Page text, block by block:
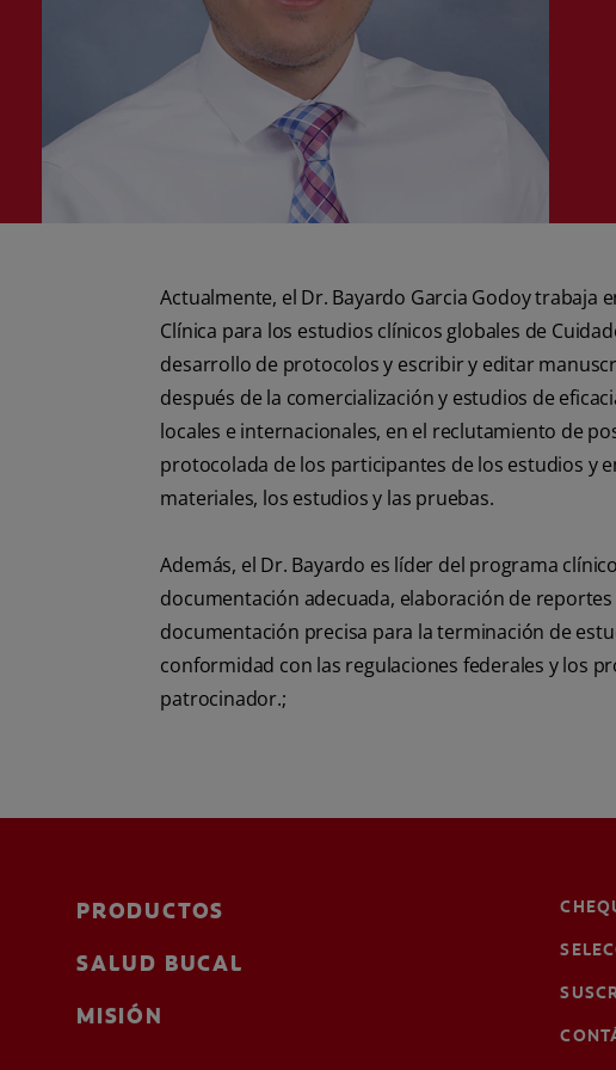
Actualmente, el Dr. Bayardo Garcia Godoy trabaja
Clínica para los estudios clínicos globales de
desarrollo de protocolos y escribir y editar
después de la comercialización y estudios de
locales e internacionales, en el reclutamiento de
protocolada de los participantes de los estudios y
materiales, los estudios y las pruebas.
Además, el Dr. Bayardo es líder del programa
documentación adecuada, elaboración de
documentación precisa para la terminación de
conformidad con las regulaciones federales y los
patrocinador.;
PRODUCTOS
SALUD BUCAL
MISIÓN